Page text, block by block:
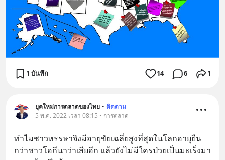
1 บันทึก 14 6 1
ยุคใหม่การตลาดของไทย • ติดตาม
5 พ.ค. 2022 เวลา 08:15 • การตลาด
ทำไมชาวหรรษาจึงมีอายุขัยเฉลี่ยสูงที่สุดในโลกอายุยืน
กว่าชาวโอกีนาว่าเสียอีก แล้วยังไม่มีใครป่วยเป็นมะเร็งมา